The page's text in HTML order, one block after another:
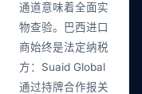
通道意味着全面实
物查验。巴西进口
商始终是法定纳税
方：Suaid Global
通过持牌合作报关